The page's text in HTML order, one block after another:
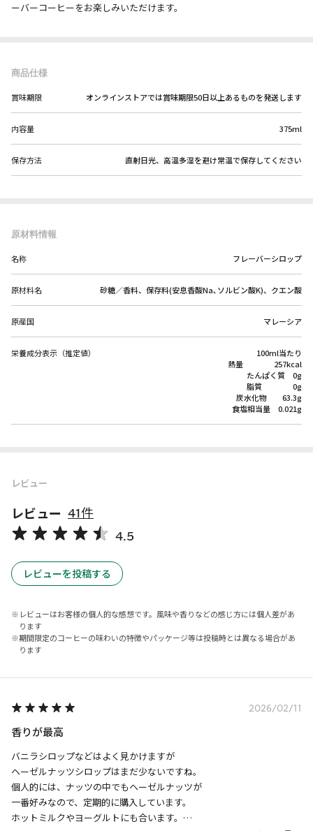
ーバーコーヒーをお楽しみいただけます。
商品仕様
賞味期限 オンラインストアでは賞味期限50日以上あるものを発送します
内容量 375ml
保存方法 直射日光、高温多湿を避け常温で保存してください
原材料情報
名称 フレーバーシロップ
原材料名 砂糖／香料、保存料(安息香酸Na､ソルビン酸K)、クエン酸
原産国 マレーシア
栄養成分表示（推定値）
100ml当たり
熱量 257kcal
たんぱく質 0g
脂質 0g
炭水化物 63.3g
食塩相当量 0.021g
レビュー
レビュー 41件
4.5
レビューを投稿する
レビューはお客様の個人的な感想です。風味や香りなどの感じ方には個人差があ
ります
期間限定のコーヒーの味わいの特徴やパッケージ等は投稿時とは異なる場合があ
ります
2026/02/11
香りが最高
バニラシロップなどはよく見かけますが
ヘーゼルナッツシロップはまだ少ないですね。
個人的には、ナッツの中でもヘーゼルナッツが
一番好みなので、定期的に購入しています。
ホットミルクやヨーグルトにも合います。